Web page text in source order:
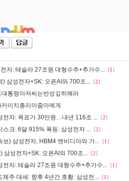
자: 테슬라 27조원 대형수주+추가수... [1]
삼성전자+SK: 오픈AI와 700조... [2]
대통령아저씨는반성깊히해라
카이치총리아줌마에게
자: 목표가 30만원…내년 116조 ... [2]
크: 6달 915% 폭등: 삼성전자 ... [2]
) 삼성전자, HBM4 엔비디아와 가... [1]
삼성전자+SK: 오픈AI와 700조... [2]
자: 테슬라 27조원 대형수주+추가수... [1]
주 대세: 향후 4년간 호황: 삼성전... [1]